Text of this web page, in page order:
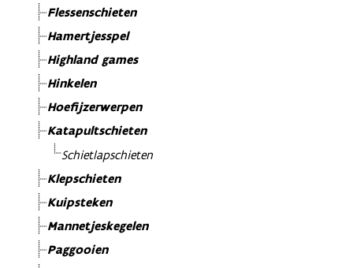
Flessenschieten
Hamertjesspel
Highland games
Hinkelen
Hoefijzerwerpen
Katapultschieten
Schietlapschieten
Klepschieten
Kuipsteken
Mannetjeskegelen
Paggooien